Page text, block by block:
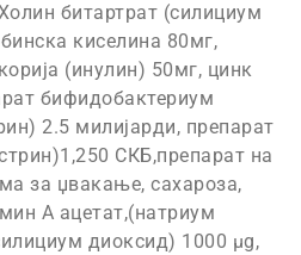
битартрат (силициум
киселина 80мг,
(инулин) 50мг, цинк
бифидобактериум
2.5 милијарди, препарат
СКБ,препарат на
за џвакање, сахароза,
А ацетат,(натриум
диоксид) 1000 µg,